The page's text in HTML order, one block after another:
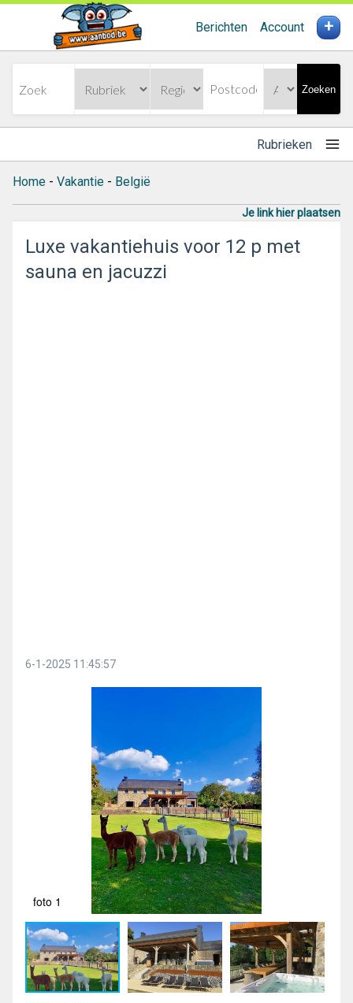
Berichten Account +
Zoeken
Rubrieken
Home - Vakantie - België
Je link hier plaatsen
Luxe vakantiehuis voor 12 p met
sauna en jacuzzi
6-1-2025 11:45:57
foto 1